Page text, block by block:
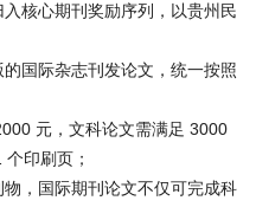
核心期刊奖励序列，以贵州民
国际杂志刊发论文，统一按照
元，文科论文需满足 3000
印刷页；
，国际期刊论文不仅可完成科